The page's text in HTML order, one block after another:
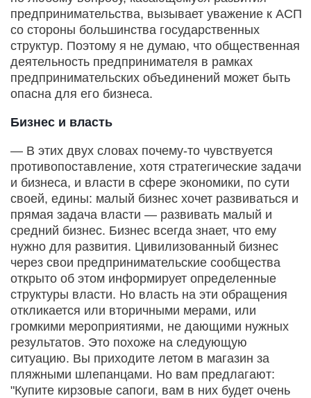
предпринимательства, вызывает уважение к АСП
со стороны большинства государственных
структур. Поэтому я не думаю, что общественная
деятельность предпринимателя в рамках
предпринимательских объединений может быть
опасна для его бизнеса.
Бизнес и власть
— В этих двух словах почему-то чувствуется
противопоставление, хотя стратегические задачи
и бизнеса, и власти в сфере экономики, по сути
своей, едины: малый бизнес хочет развиваться и
прямая задача власти — развивать малый и
средний бизнес. Бизнес всегда знает, что ему
нужно для развития. Цивилизованный бизнес
через свои предпринимательские сообщества
открыто об этом информирует определенные
структуры власти. Но власть на эти обращения
откликается или вторичными мерами, или
громкими мероприятиями, не дающими нужных
результатов. Это похоже на следующую
ситуацию. Вы приходите летом в магазин за
пляжными шлепанцами. Но вам предлагают:
"Купите кирзовые сапоги, вам в них будет очень